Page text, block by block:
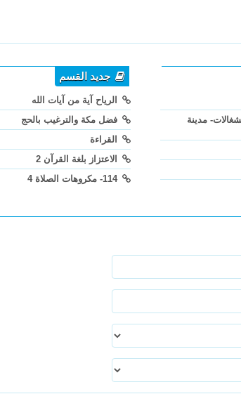
مدينة
جديد القسم
الرياح آية من آيات الله
فضل مكة والترغيب بالحج
القراءة
الاعتزاز بلغة القرآن 2
114- مكروهات الصلاة 4